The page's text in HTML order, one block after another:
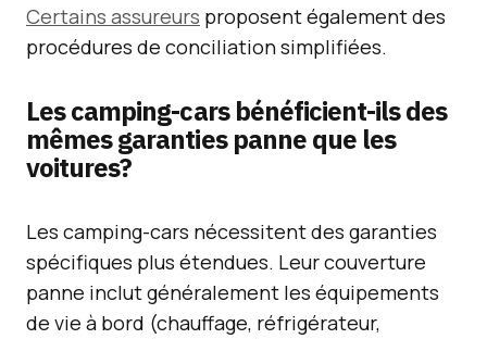
Certains assureurs proposent également des
procédures de conciliation simplifiées.
Les camping-cars bénéficient-ils des
mêmes garanties panne que les
voitures?
Les camping-cars nécessitent des garanties
spécifiques plus étendues. Leur couverture
panne inclut généralement les équipements
de vie à bord (chauffage, réfrigérateur,